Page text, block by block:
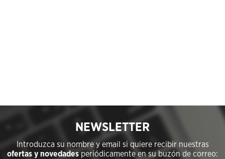
NEWSLETTER
Introduzca su nombre y email si quiere recibir nuestras
ofertas y novedadesperiódicamente en su buzón de correo: